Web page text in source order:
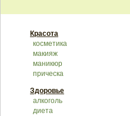
Красота
косметика
макияж
маникюр
прическа
Здоровье
алкоголь
диета